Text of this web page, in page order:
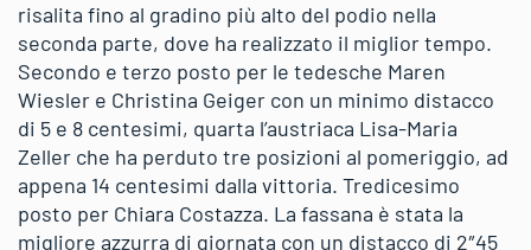
risalita fino al gradino più alto del podio nella
seconda parte, dove ha realizzato il miglior tempo.
Secondo e terzo posto per le tedesche Maren
Wiesler e Christina Geiger con un minimo distacco
di 5 e 8 centesimi, quarta l’austriaca Lisa-Maria
Zeller che ha perduto tre posizioni al pomeriggio, ad
appena 14 centesimi dalla vittoria. Tredicesimo
posto per Chiara Costazza. La fassana è stata la
migliore azzurra di giornata con un distacco di 2″45